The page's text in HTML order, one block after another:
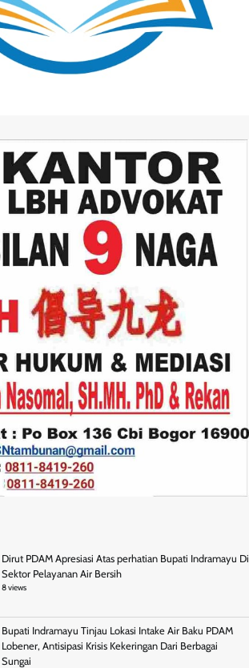
Dirut PDAM Apresiasi Atas perhatian Bupati Indramayu Di
Sektor Pelayanan Air Bersih
8 views
Bupati Indramayu Tinjau Lokasi Intake Air Baku PDAM
Lobener, Antisipasi Krisis Kekeringan Dari Berbagai
Sungai